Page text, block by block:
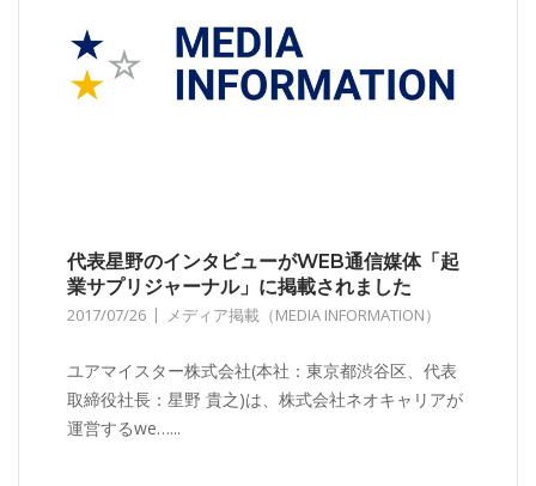
代表星野のインタビューがWEB通信媒体「起
業サプリジャーナル」に掲載されました
2017/07/26 メディア掲載（MEDIA INFORMATION）
ユアマイスター株式会社(本社：東京都渋谷区、代表
取締役社長：星野 貴之)は、株式会社ネオキャリアが
運営するwe…...